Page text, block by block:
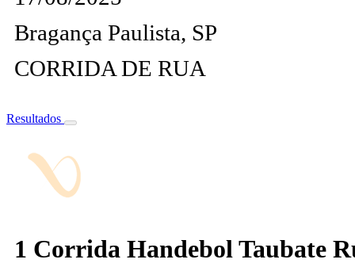
Bragança Paulista, SP
CORRIDA DE RUA
Resultados
1 Corrida Handebol Taubate